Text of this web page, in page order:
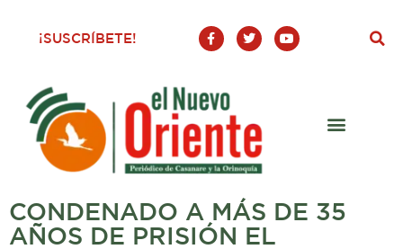
¡SUSCRÍBETE!
F
a
c
o
o
-
T
w
i
Y
o
u
CONDENADO A MÁS DE 35
AÑOS DE PRISIÓN EL